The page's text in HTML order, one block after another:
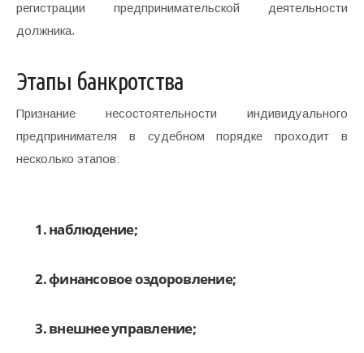
регистрации предпринимательской деятельности
должника.
Этапы банкротства
Признание несостоятельности индивидуального
предпринимателя в судебном порядке проходит в
несколько этапов:
наблюдение;
финансовое оздоровление;
внешнее управление;